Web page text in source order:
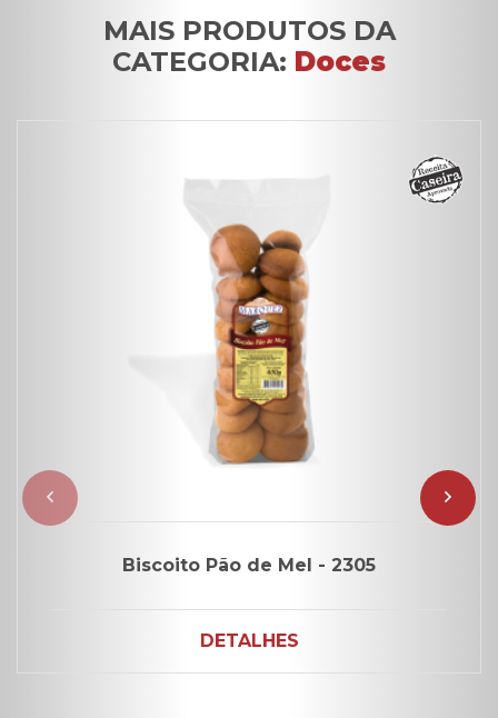
MAIS PRODUTOS DA
CATEGORIA: Doces
Biscoito Pão de Mel - 2305
DETALHES